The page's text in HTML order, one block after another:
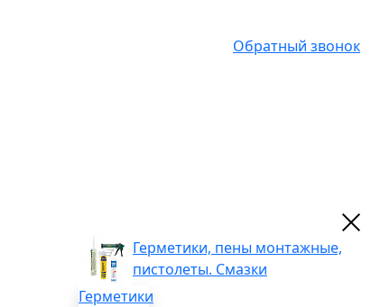
Обратный звонок
Герметики, пены монтажные,
пистолеты. Смазки
Герметики